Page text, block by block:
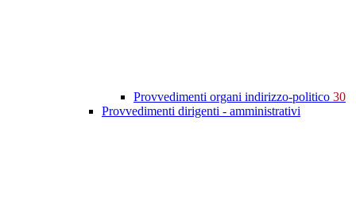
Provvedimenti organi indirizzo-politico 30
Provvedimenti dirigenti - amministrativi